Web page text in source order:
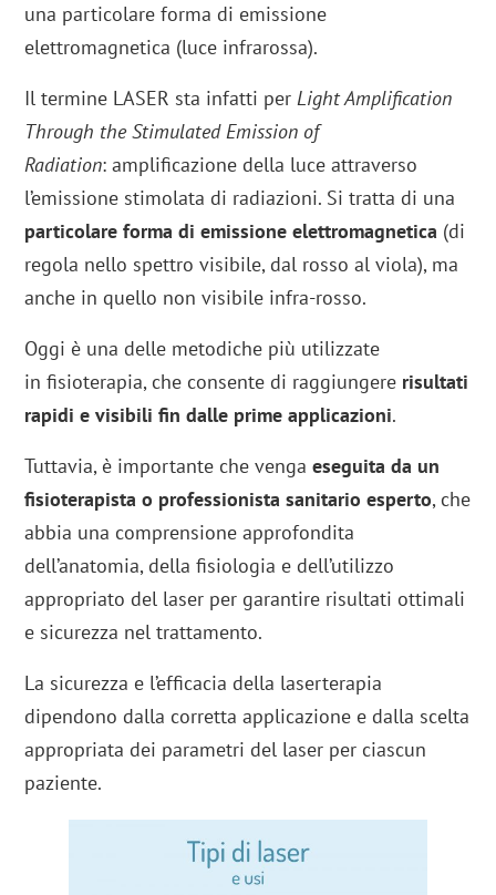
una particolare forma di emissione
elettromagnetica (luce infrarossa).
Il termine LASER sta infatti perLight Amplification
Through the Stimulated Emission of
Radiation: amplificazione della luce attraverso
l’emissione stimolata di radiazioni. Si tratta di una
particolare forma di emissione elettromagnetica (di
regola nello spettro visibile, dal rosso al viola), ma
anche in quello non visibile infra-rosso.
Oggi è una delle metodiche più utilizzate
in fisioterapia, che consente di raggiungere risultati
rapidi e visibili fin dalle prime applicazioni.
Tuttavia, è importante che vengaeseguita da un
fisioterapista o professionista sanitario esperto, che
abbia una comprensione approfondita
dell’anatomia, della fisiologia e dell’utilizzo
appropriato del laser per garantire risultati ottimali
e sicurezza nel trattamento.
La sicurezza e l’efficacia della laserterapia
dipendono dalla corretta applicazione e dalla scelta
appropriata dei parametri del laser per ciascun
paziente.